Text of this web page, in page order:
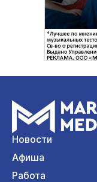
Новости
Афиша
Работа